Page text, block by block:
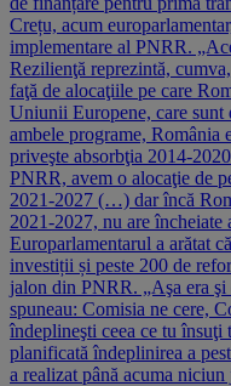
Crețu, acum
implementare al PNRR.
Rezilienţă reprezintă,
faţă de alocaţiile pe care
Uniunii Europene, care sunt
ambele programe, România
priveşte absorbţia 2014-
PNRR, avem o alocaţie de
2021-2027 (…) dar încă
2021-2027, nu are încheiate
Europarlamentarul a arătat
investiții și peste 200 de
jalon din PNRR. „Aşa era
spuneau: Comisia ne cere,
îndeplineşti ceea ce tu însuţi
planificată îndeplinirea a
a realizat până acuma